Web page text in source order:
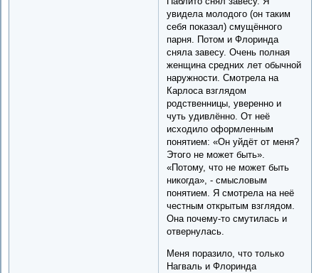
увидела молодого (он таким
себя показал) смущённого
парня. Потом и Флоринда
сняла завесу. Очень полная
женщина средних лет обычной
наружности. Смотрела на
Карлоса взглядом
родственницы, уверенно и
чуть удивлённо. От неё
исходило оформленным
понятием: «Он уйдёт от меня?
Этого не может быть».
«Потому, что не может быть
никогда», - смысловым
понятием. Я смотрела на неё
честным открытым взглядом.
Она почему-то смутилась и
отвернулась.
Меня поразило, что только
Нагваль и Флоринда